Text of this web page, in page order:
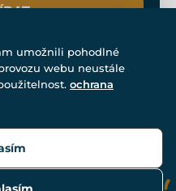
2007-2026.
umožnili pohodlné
webu neustále
ochrana